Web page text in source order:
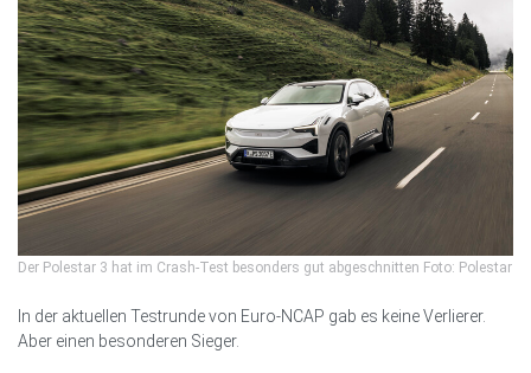
Der Polestar 3 hat im Crash-Test besonders gut abgeschnitten Foto: Polestar
In der aktuellen Testrunde von Euro-NCAP gab es keine Verlierer.
Aber einen besonderen Sieger.